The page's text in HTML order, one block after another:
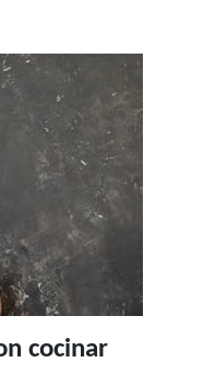
cocinar